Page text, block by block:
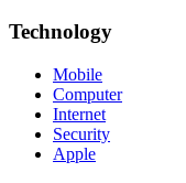
Technology
Mobile
Computer
Internet
Security
Apple